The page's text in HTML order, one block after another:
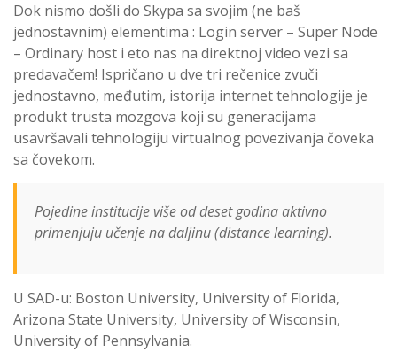
Dok nismo došli do Skypa sa svojim (ne baš
jednostavnim) elementima : Login server – Super Node
– Ordinary host i eto nas na direktnoj video vezi sa
predavačem! Ispričano u dve tri rečenice zvuči
jednostavno, međutim, istorija internet tehnologije je
produkt trusta mozgova koji su generacijama
usavršavali tehnologiju virtualnog povezivanja čoveka
sa čovekom.
Pojedine institucije više od deset godina aktivno
primenjuju učenje na daljinu (distance learning).
U SAD-u: Boston University, University of Florida,
Arizona State University, University of Wisconsin,
University of Pennsylvania.